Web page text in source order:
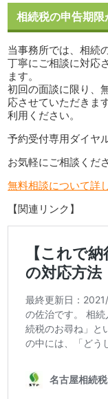
相続税の申告期限
当事務所では、相続
丁寧にご相談に対応
ます。
初回の面談に限り、
応させていただきま
利用ください。
予約受付専用ダイヤ
お気軽にご相談くだ
無料相談について詳
【関連リンク】